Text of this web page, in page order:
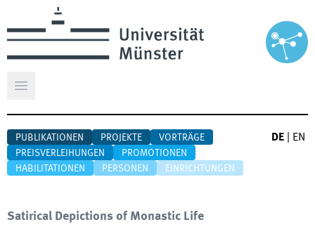
Hauptmenü öffnen
PUBLIKATIONEN PROJEKTE
VORTRÄGE
PREISVERLEIHUNGEN
PROMOTIONEN
HABILITATIONEN
PERSONEN EINRICHTUNGEN
DE EN
Satirical Depictions of Monastic Life